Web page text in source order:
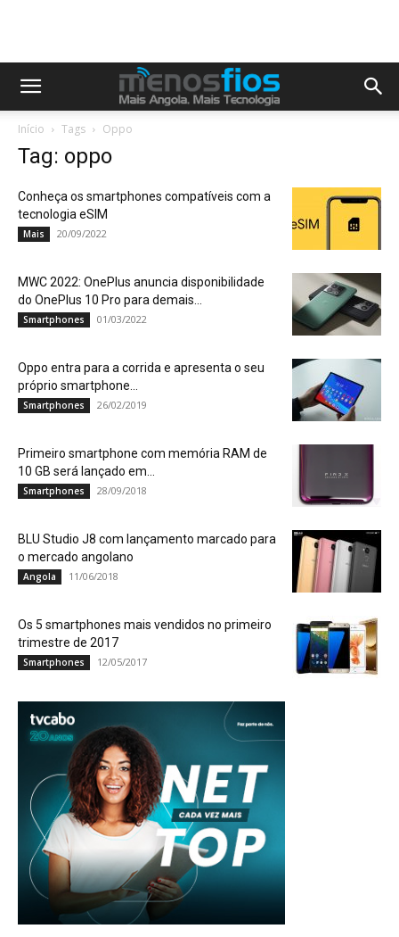
Início Tags Oppo
Tag: oppo
Conheça os smartphones compatíveis com a
tecnologia eSIM
Mais 20/09/2022
MWC 2022: OnePlus anuncia disponibilidade
do OnePlus 10 Pro para demais...
Smartphones 01/03/2022
Oppo entra para a corrida e apresenta o seu
próprio smartphone...
Smartphones 26/02/2019
Primeiro smartphone com memória RAM de
10 GB será lançado em...
Smartphones 28/09/2018
BLU Studio J8 com lançamento marcado para
o mercado angolano
Angola 11/06/2018
Os 5 smartphones mais vendidos no primeiro
trimestre de 2017
Smartphones 12/05/2017